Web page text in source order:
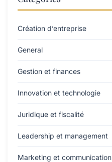
Création d’entreprise
General
Gestion et finances
Innovation et technologie
Juridique et fiscalité
Leadership et management
Marketing et communication